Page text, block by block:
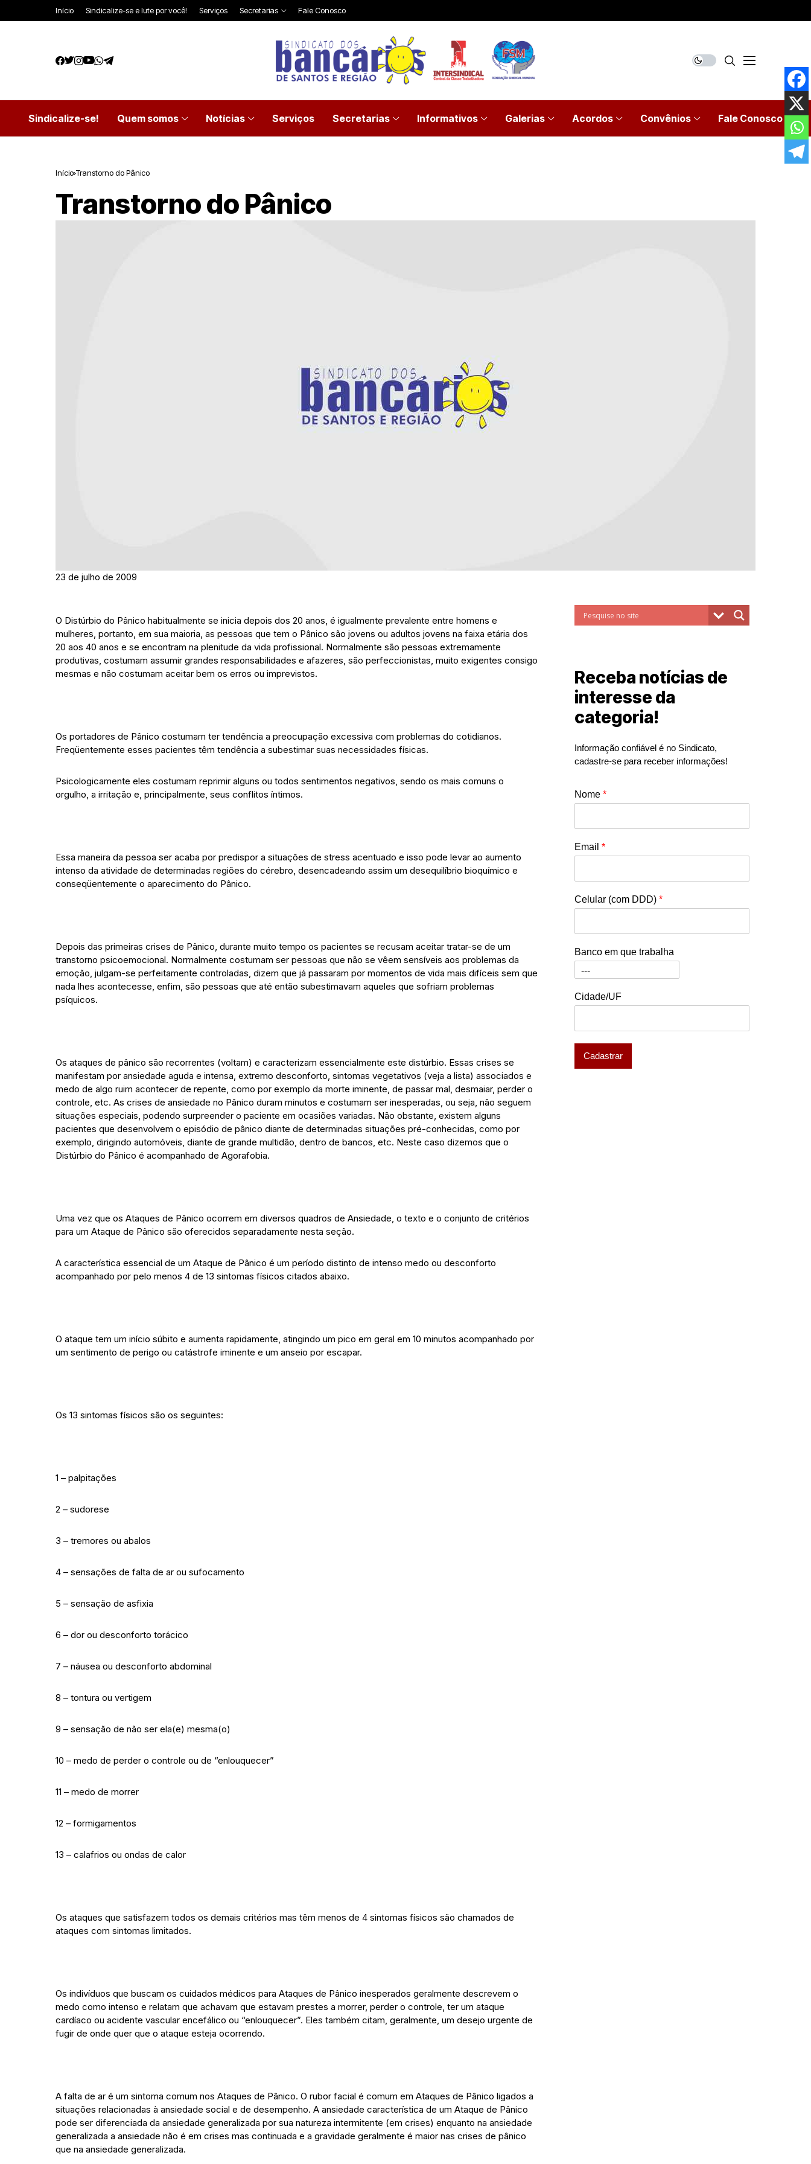
Início Sindicalize-se e lute por você! Serviços Secretarias Fale Conosco
Sindicalize-se! Quem somos Notícias Serviços Secretarias Informativos Galerias Acordos Convênios Fale Conosco
Início Transtorno do Pânico
Transtorno do Pânico
23 de julho de 2009
O Distúrbio do Pânico habitualmente se inicia depois dos 20 anos, é igualmente prevalente entre homens e
mulheres, portanto, em sua maioria, as pessoas que tem o Pânico são jovens ou adultos jovens na faixa etária dos
20 aos 40 anos e se encontram na plenitude da vida profissional. Normalmente são pessoas extremamente
produtivas, costumam assumir grandes responsabilidades e afazeres, são perfeccionistas, muito exigentes consigo
mesmas e não costumam aceitar bem os erros ou imprevistos.
Os portadores de Pânico costumam ter tendência a preocupação excessiva com problemas do cotidianos.
Freqüentemente esses pacientes têm tendência a subestimar suas necessidades físicas.
Psicologicamente eles costumam reprimir alguns ou todos sentimentos negativos, sendo os mais comuns o
orgulho, a irritação e, principalmente, seus conflitos íntimos.
Essa maneira da pessoa ser acaba por predispor a situações de stress acentuado e isso pode levar ao aumento
intenso da atividade de determinadas regiões do cérebro, desencadeando assim um desequilíbrio bioquímico e
conseqüentemente o aparecimento do Pânico.
Depois das primeiras crises de Pânico, durante muito tempo os pacientes se recusam aceitar tratar-se de um
transtorno psicoemocional. Normalmente costumam ser pessoas que não se vêem sensíveis aos problemas da
emoção, julgam-se perfeitamente controladas, dizem que já passaram por momentos de vida mais difíceis sem que
nada lhes acontecesse, enfim, são pessoas que até então subestimavam aqueles que sofriam problemas
psíquicos.
Os ataques de pânico são recorrentes (voltam) e caracterizam essencialmente este distúrbio. Essas crises se
manifestam por ansiedade aguda e intensa, extremo desconforto, sintomas vegetativos (veja a lista) associados e
medo de algo ruim acontecer de repente, como por exemplo da morte iminente, de passar mal, desmaiar, perder o
controle, etc. As crises de ansiedade no Pânico duram minutos e costumam ser inesperadas, ou seja, não seguem
situações especiais, podendo surpreender o paciente em ocasiões variadas. Não obstante, existem alguns
pacientes que desenvolvem o episódio de pânico diante de determinadas situações pré-conhecidas, como por
exemplo, dirigindo automóveis, diante de grande multidão, dentro de bancos, etc. Neste caso dizemos que o
Distúrbio do Pânico é acompanhado de Agorafobia.
Uma vez que os Ataques de Pânico ocorrem em diversos quadros de Ansiedade, o texto e o conjunto de critérios
para um Ataque de Pânico são oferecidos separadamente nesta seção.
A característica essencial de um Ataque de Pânico é um período distinto de intenso medo ou desconforto
acompanhado por pelo menos 4 de 13 sintomas físicos citados abaixo.
O ataque tem um início súbito e aumenta rapidamente, atingindo um pico em geral em 10 minutos acompanhado por
um sentimento de perigo ou catástrofe iminente e um anseio por escapar.
Os 13 sintomas físicos são os seguintes:
1 – palpitações
2 – sudorese
3 – tremores ou abalos
4 – sensações de falta de ar ou sufocamento
5 – sensação de asfixia
6 – dor ou desconforto torácico
7 – náusea ou desconforto abdominal
8 – tontura ou vertigem
9 – sensação de não ser ela(e) mesma(o)
10 – medo de perder o controle ou de “enlouquecer”
11 – medo de morrer
12 – formigamentos
13 – calafrios ou ondas de calor
Os ataques que satisfazem todos os demais critérios mas têm menos de 4 sintomas físicos são chamados de
ataques com sintomas limitados.
Os indivíduos que buscam os cuidados médicos para Ataques de Pânico inesperados geralmente descrevem o
medo como intenso e relatam que achavam que estavam prestes a morrer, perder o controle, ter um ataque
cardíaco ou acidente vascular encefálico ou “enlouquecer”. Eles também citam, geralmente, um desejo urgente de
fugir de onde quer que o ataque esteja ocorrendo.
A falta de ar é um sintoma comum nos Ataques de Pânico. O rubor facial é comum em Ataques de Pânico ligados a
situações relacionadas à ansiedade social e de desempenho. A ansiedade característica de um Ataque de Pânico
pode ser diferenciada da ansiedade generalizada por sua natureza intermitente (em crises) enquanto na ansiedade
generalizada a ansiedade não é em crises mas continuada e a gravidade geralmente é maior nas crises de pânico
que na ansiedade generalizada.
Receba notícias de
interesse da
categoria!
Informação confiável é no Sindicato,
cadastre-se para receber informações!
Nome *
Email *
Celular (com DDD) *
Banco em que trabalha
Cidade/UF
Cadastrar